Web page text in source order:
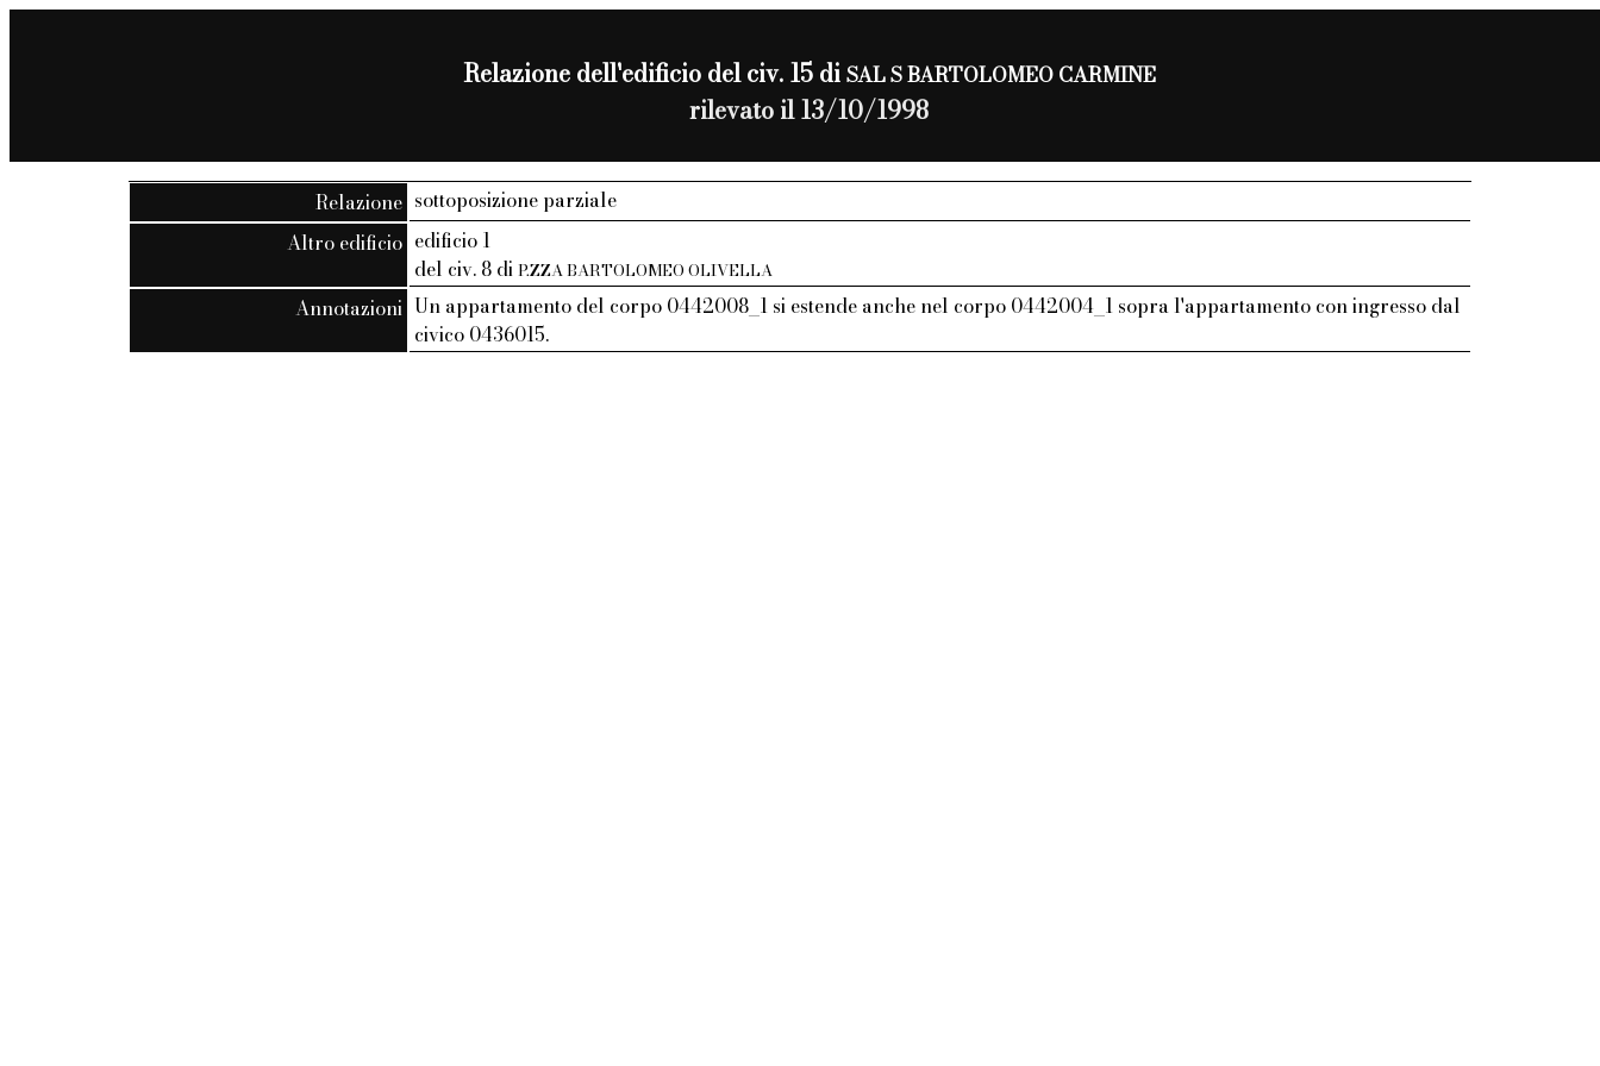
Relazione dell'edificio del civ. 15 diSAL S BARTOLOMEO CARMINE
rilevato il 13/10/1998
Relazione sottoposizione parziale
Altro edificio edificio 1
del civ. 8 diP.ZZA BARTOLOMEO OLIVELLA
Annotazioni Un appartamento del corpo 0442008_1 si estende anche nel corpo 0442004_1 sopra l'appartamento con ingresso dal
civico 0436015.